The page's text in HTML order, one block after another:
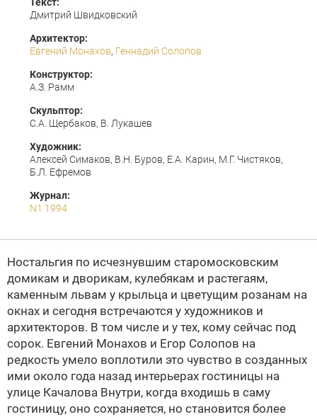
Дмитрий Швидковский
Архитектор:
Евгений Монахов, Геннадий Солопов
Конструктор:
А.З. Рамм
Скульптор:
С.А. Щербаков, В. Лукашев
Художник:
Алексей Симаков, В.Н. Буров, Е.А. Карин, М.Г. Чистяков,
Б.Л. Ефремов
Журнал:
N1 1994
Ностальгия по исчезнувшим старомосковским
домикам и дворикам, кулебякам и растегаям,
каменным львам у крыльца и цветущим розанам на
окнах и сегодня встречаются у художников и
архитекторов. В том числе и у тех, кому сейчас под
сорок. Евгений Монахов и Егор Солопов на
редкость умело воплотили это чувство в созданных
ими около года назад интерьерах гостиницы на
улице Качалова Внутри, когда входишь в саму
гостиницу, оно сохраняется, но становится более